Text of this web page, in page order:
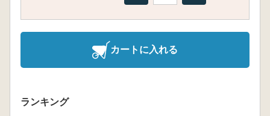
カートに入れる
ランキング